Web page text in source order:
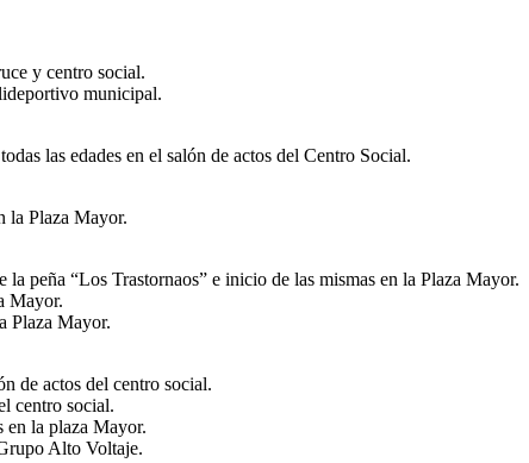
y centro social.
municipal.
las edades en el salón de actos del Centro Social.
la Plaza Mayor.
la peña “Los Trastornaos” e inicio de las mismas en la Plaza Mayor.
Mayor.
Plaza Mayor.
de actos del centro social.
centro social.
en la plaza Mayor.
Alto Voltaje.